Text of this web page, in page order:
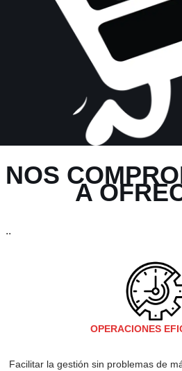
NOS
A
..
OPERACIONES
Facilitar la gestión sin problemas de